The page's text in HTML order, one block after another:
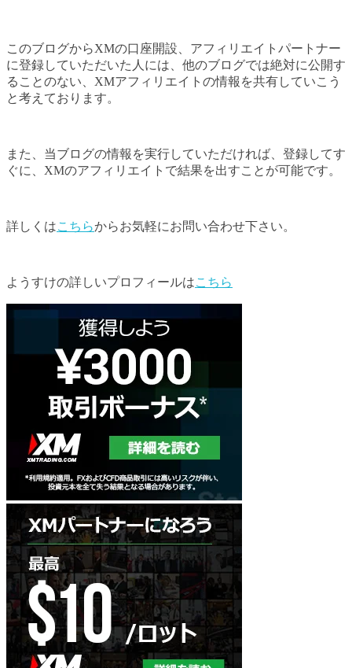
このブログからXMの口座開設、アフィリエイトパートナー
に登録していただいた人には、他のブログでは絶対に公開す
ることのない、XMアフィリエイトの情報を共有していこう
と考えております。
また、当ブログの情報を実行していただければ、登録してす
ぐに、XMのアフィリエイトで結果を出すことが可能です。
詳しくはこちらからお気軽にお問い合わせ下さい。
ようすけの詳しいプロフィールはこちら